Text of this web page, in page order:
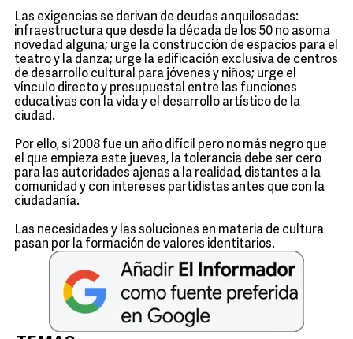
Las exigencias se derivan de deudas anquilosadas:
infraestructura que desde la década de los 50 no asoma
novedad alguna; urge la construcción de espacios para el
teatro y la danza; urge la edificación exclusiva de centros
de desarrollo cultural para jóvenes y niños; urge el
vínculo directo y presupuestal entre las funciones
educativas con la vida y el desarrollo artístico de la
ciudad.
Por ello, si 2008 fue un año difícil pero no más negro que
el que empieza este jueves, la tolerancia debe ser cero
para las autoridades ajenas a la realidad, distantes a la
comunidad y con intereses partidistas antes que con la
ciudadanía.
Las necesidades y las soluciones en materia de cultura
pasan por la formación de valores identitarios.